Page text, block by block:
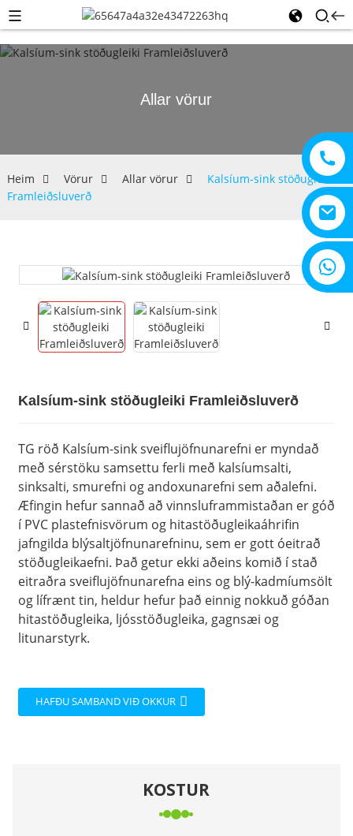
+8615805330828
Allar vörur
Heim Vörur Allar vörur
Kalsíum-sink stöðugleiki
Framleiðsluverð
Kalsíum-sink stöðugleiki Framleiðsluverð
TG röð Kalsíum-sink sveiflujöfnunarefni er myndað
með sérstöku samsettu ferli með kalsíumsalti,
sinksalti, smurefni og andoxunarefni sem aðalefni.
Æfingin hefur sannað að vinnsluframmistaðan er góð
í PVC plastefnisvörum og hitastöðugleikaáhrifin
jafngilda blýsaltjöfnunarefninu, sem er gott óeitrað
stöðugleikaefni. Það getur ekki aðeins komið í stað
eitraðra sveiflujöfnunarefna eins og blý-kadmíumsölt
og lífrænt tin, heldur hefur það einnig nokkuð góðan
hitastöðugleika, ljósstöðugleika, gagnsæi og
litunarstyrk.
HAFÐU SAMBAND VIÐ OKKUR
KOSTUR